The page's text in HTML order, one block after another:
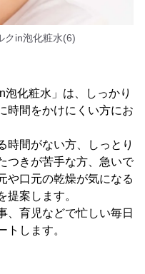
in泡化粧水(6)
化粧水」は、しっかり
時間をかけにくい方にお
間がない方、しっとり
つきが苦手な方、急いで
や口元の乾燥が気になる
提案します。
育児などで忙しい毎日
トします。